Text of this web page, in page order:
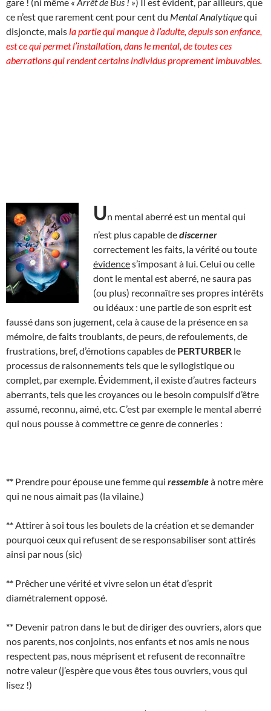
ce n’est que rarement cent pour cent du Mental Analytiquequi
disjoncte, mais la partie qui manque à l’adulte, depuis son enfance,
est ce qui permet l’installation, dans le mental, de toutes ces
aberrations qui rendent certains individus proprement imbuvables.
Un mental aberré est un mental qui
n’est plus capable dediscerner
correctement les faits, la vérité ou toute
évidences’imposant à lui. Celui ou celle
dont le mental est aberré, ne saura pas
(ou plus) reconnaître ses propres intérêts
ou idéaux : une partie de son esprit est
faussé dans son jugement, cela à cause de la présence en sa
mémoire, de faits troublants, de peurs, de refoulements, de
frustrations, bref, d’émotions capables de PERTURBER le
processus de raisonnements tels que le syllogistique ou
complet, par exemple. Évidemment, il existe d’autres facteurs
aberrants, tels que les croyances ou le besoin compulsif d’être
assumé, reconnu, aimé, etc. C’est par exemple le mental aberré
qui nous pousse à commettre ce genre de conneries :
** Prendre pour épouse une femme qui ressembleà notre mère
qui ne nous aimait pas (la vilaine.)
** Attirer à soi tous les boulets de la création et se demander
pourquoi ceux qui refusent de se responsabiliser sont attirés
ainsi par nous (sic)
** Prêcher une vérité et vivre selon un état d’esprit
diamétralement opposé.
** Devenir patron dans le but de diriger des ouvriers, alors que
nos parents, nos conjoints, nos enfants et nos amis ne nous
respectent pas, nous méprisent et refusent de reconnaître
notre valeur (j’espère que vous êtes tous ouvriers, vous qui
lisez !)